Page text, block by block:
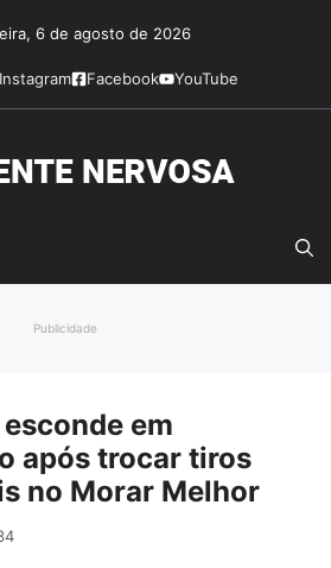
6 de agosto de 2026
Instagram Facebook YouTube
Publicidade
em
após trocar tiros
no Morar Melhor